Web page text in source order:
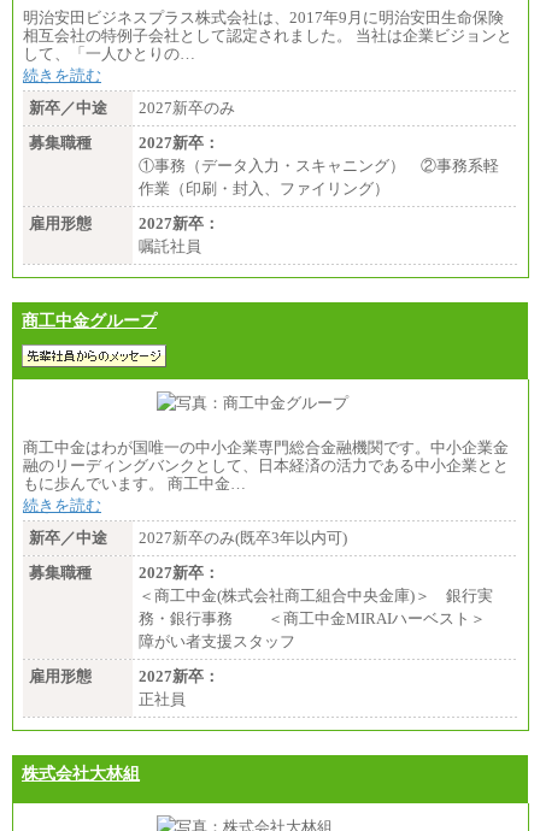
明治安田ビジネスプラス株式会社は、2017年9月に明治安田生命保険
相互会社の特例子会社として認定されました。 当社は企業ビジョンと
して、「一人ひとりの…
続きを読む
新卒／中途
2027新卒のみ
募集職種
2027新卒：
①事務（データ入力・スキャニング） ②事務系軽
作業（印刷・封入、ファイリング）
雇用形態
2027新卒：
嘱託社員
商工中金グループ
商工中金はわが国唯一の中小企業専門総合金融機関です。中小企業金
融のリーディングバンクとして、日本経済の活力である中小企業とと
もに歩んでいます。 商工中金…
続きを読む
新卒／中途
2027新卒のみ(既卒3年以内可)
募集職種
2027新卒：
＜商工中金(株式会社商工組合中央金庫)＞ 銀行実
務・銀行事務 ＜商工中金MIRAIハーベスト＞
障がい者支援スタッフ
雇用形態
2027新卒：
正社員
株式会社大林組